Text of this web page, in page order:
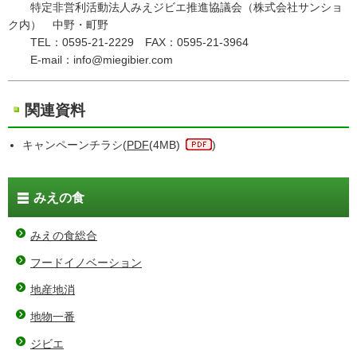
特定非営利活動法人みえジビエ推進協議会（株式会社サンショ
ク内） 中野・町野
TEL：0595-21-2229 FAX：0595-21-3964
E-mail：info@miegibier.com
関連資料
キャンペーンチラシ(PDF(4MB) )
みえの食
みえの食総合
フードイノベーション
地産地消
地物一番
ジビエ